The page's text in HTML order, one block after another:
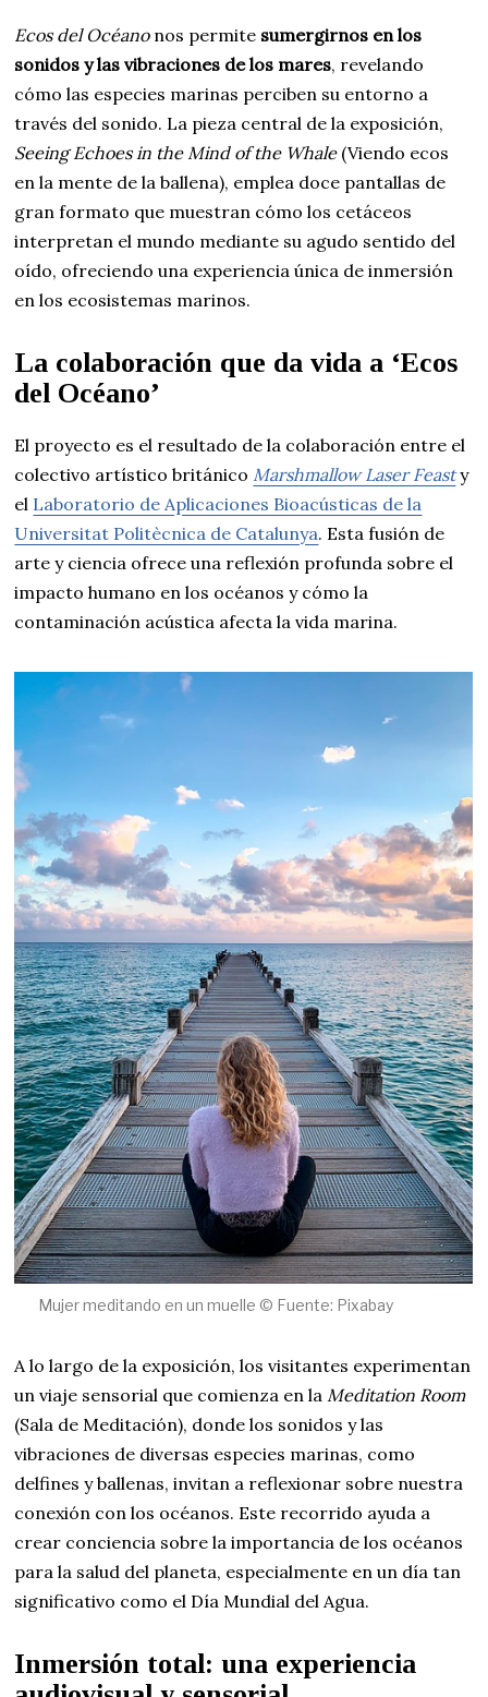
Ecos del Océanonos permite sumergirnos en los
sonidos y las vibraciones de los mares, revelando
cómo las especies marinas perciben su entorno a
través del sonido. La pieza central de la exposición,
Seeing Echoes in the Mind of the Whale(Viendo ecos
en la mente de la ballena), emplea doce pantallas de
gran formato que muestran cómo los cetáceos
interpretan el mundo mediante su agudo sentido del
oído, ofreciendo una experiencia única de inmersión
en los ecosistemas marinos.
La colaboración que da vida a ‘Ecos
del Océano’
El proyecto es el resultado de la colaboración entre el
colectivo artístico británico Marshmallow Laser Feasty
el Laboratorio de Aplicaciones Bioacústicas de la
Universitat Politècnica de Catalunya. Esta fusión de
arte y ciencia ofrece una reflexión profunda sobre el
impacto humano en los océanos y cómo la
contaminación acústica afecta la vida marina.
Mujer meditando en un muelle © Fuente: Pixabay
A lo largo de la exposición, los visitantes experimentan
un viaje sensorial que comienza en la Meditation Room
(Sala de Meditación), donde los sonidos y las
vibraciones de diversas especies marinas, como
delfines y ballenas, invitan a reflexionar sobre nuestra
conexión con los océanos. Este recorrido ayuda a
crear conciencia sobre la importancia de los océanos
para la salud del planeta, especialmente en un día tan
significativo como el Día Mundial del Agua.
Inmersión total: una experiencia